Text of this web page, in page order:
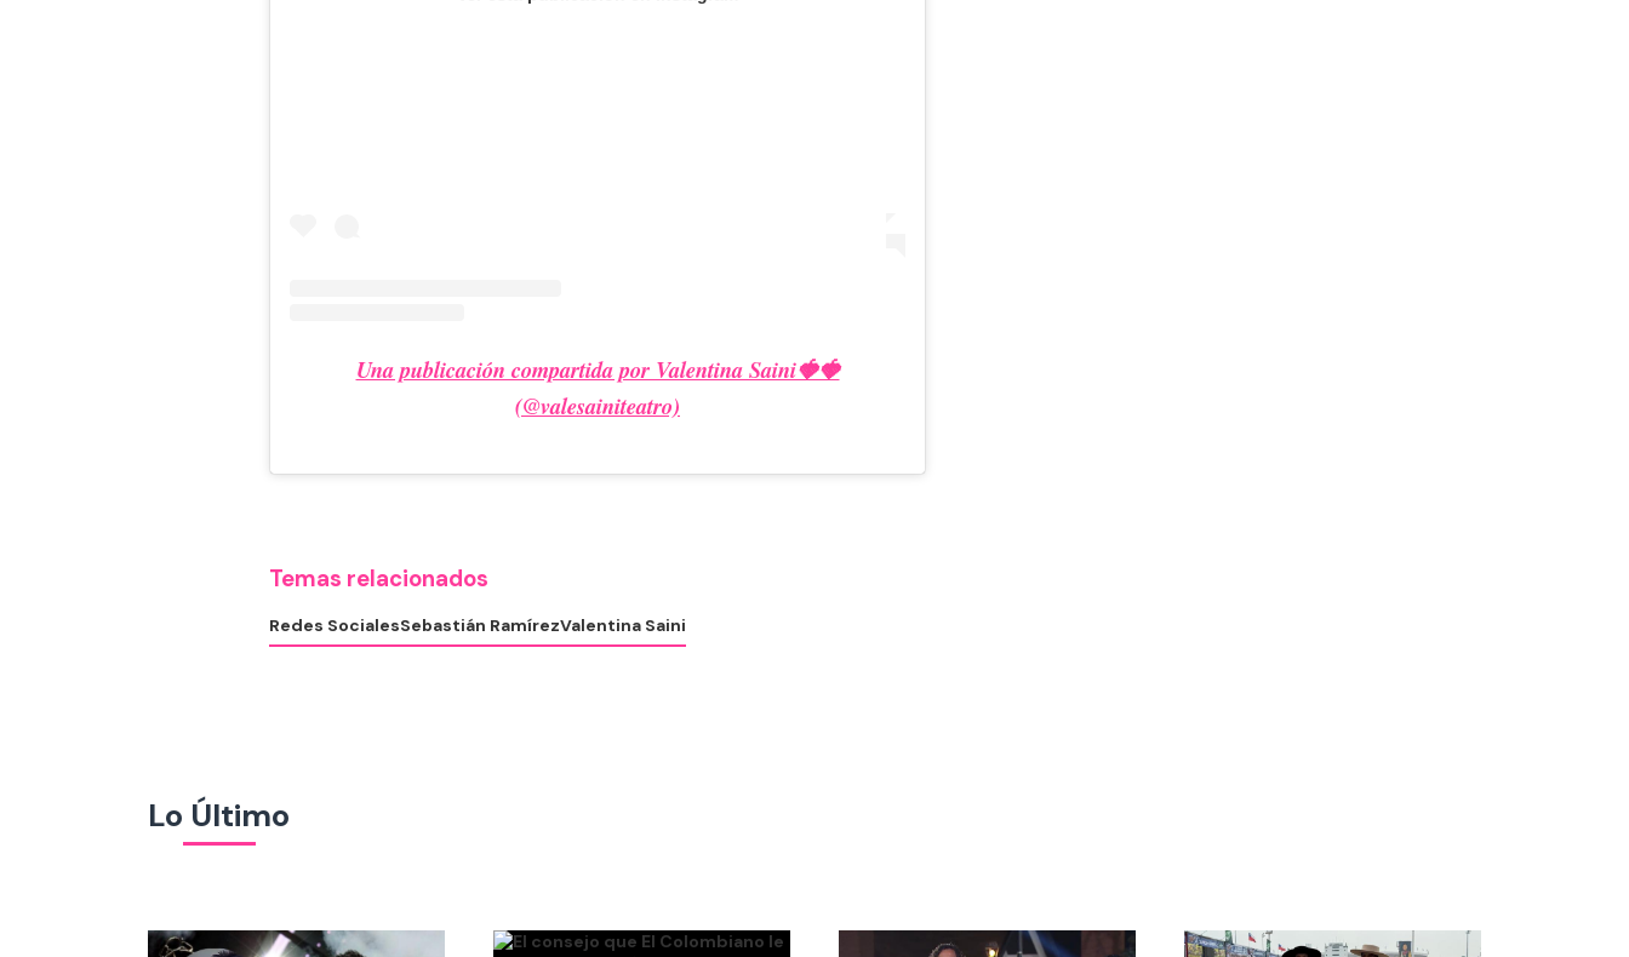
Una publicación compartida por Valentina Saini🍓🍓
(@valesainiteatro)
Temas relacionados
Redes SocialesSebastián RamírezValentina Saini
Lo Último